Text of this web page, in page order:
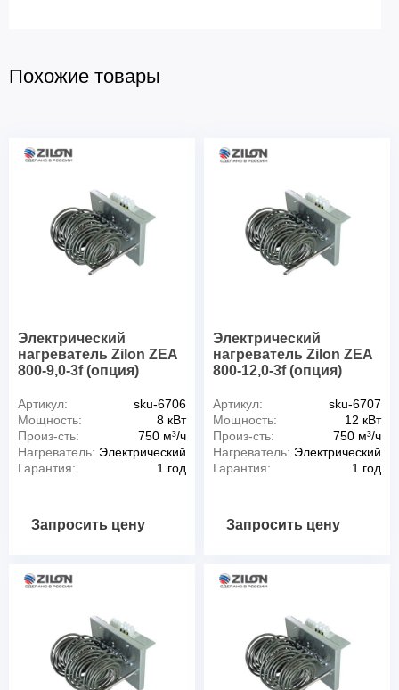
Похожие товары
Электрический
нагреватель Zilon ZEA
800-9,0-3f (опция)
Артикул:
sku-6706
Мощность:
8 кВт
Произ-сть:
750 м³/ч
Нагреватель: Электрический
Гарантия:
1 год
Запросить цену
Электрический
нагреватель Zilon ZEA
800-12,0-3f (опция)
Артикул:
sku-6707
Мощность:
12 кВт
Произ-сть:
750 м³/ч
Нагреватель: Электрический
Гарантия:
1 год
Запросить цену